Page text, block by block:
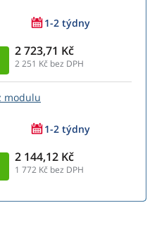
1-2 týdny
2 723,71 Kč
2 251 Kč bez DPH
modulu
1-2 týdny
2 144,12 Kč
1 772 Kč bez DPH